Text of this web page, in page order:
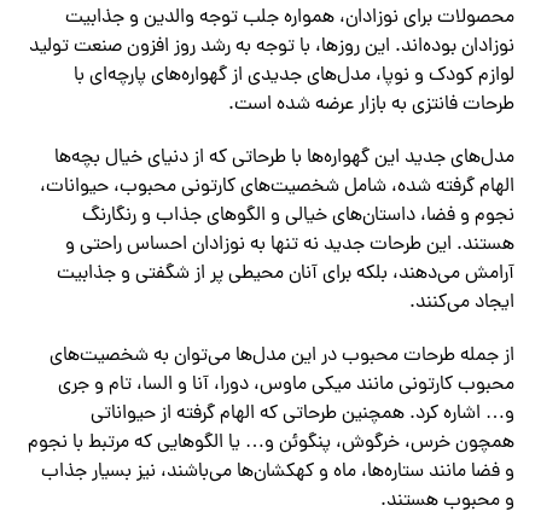
محصولات برای نوزادان، همواره جلب توجه والدین و جذابیت
نوزادان بوده‌اند. این روزها، با توجه به رشد روز افزون صنعت تولید
لوازم کودک و نوپا، مدل‌های جدیدی از گهواره‌های پارچه‌ای با
طرحات فانتزی به بازار عرضه شده است.
مدل‌های جدید این گهواره‌ها با طرحاتی که از دنیای خیال بچه‌ها
الهام گرفته شده، شامل شخصیت‌های کارتونی محبوب، حیوانات،
نجوم و فضا، داستان‌های خیالی و الگوهای جذاب و رنگارنگ
هستند. این طرحات جدید نه تنها به نوزادان احساس راحتی و
آرامش می‌دهند، بلکه برای آنان محیطی پر از شگفتی و جذابیت
ایجاد می‌کنند.
از جمله طرحات محبوب در این مدل‌ها می‌توان به شخصیت‌های
محبوب کارتونی مانند میکی ماوس، دورا، آنا و السا، تام و جری
و… اشاره کرد. همچنین طرحاتی که الهام گرفته از حیواناتی
همچون خرس، خرگوش، پنگوئن و… یا الگوهایی که مرتبط با نجوم
و فضا مانند ستاره‌ها، ماه و کهکشان‌ها می‌باشند، نیز بسیار جذاب
و محبوب هستند.